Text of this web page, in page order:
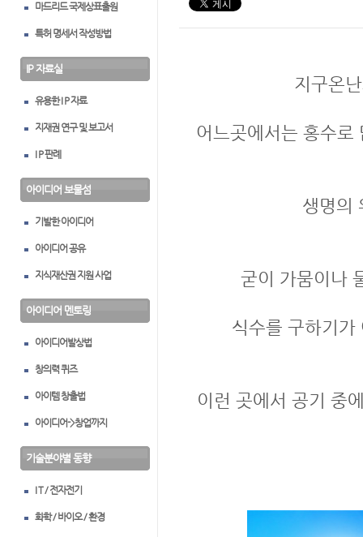
마드리드 국제상표출원
특허 명세서 작성방법
IP 자료실
유용한 I P 자료
지재권 연구 및 보고서
I P 판례
아이디어 보물섬
기발한 아이디어
아이디어 공유
지식재산권 지원 사업
아이디어 멘토링
아이디어발상법
창의력 퀴즈
아이템 창출법
아이디어->창업까지
기술분야별 동향
I T / 전자전기
화학 / 바이오 / 환경
지구온
어느곳에서는 홍수로
생명의
굳이 가뭄이나
식수를 구하기
이런 곳에서 공기 중